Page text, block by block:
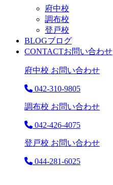
府中校
調布校
登戸校
BLOGブログ
CONTACTお問い合わせ
府中校 お問い合わせ
042-310-9805
調布校 お問い合わせ
042-426-4075
登戸校 お問い合わせ
044-281-6025